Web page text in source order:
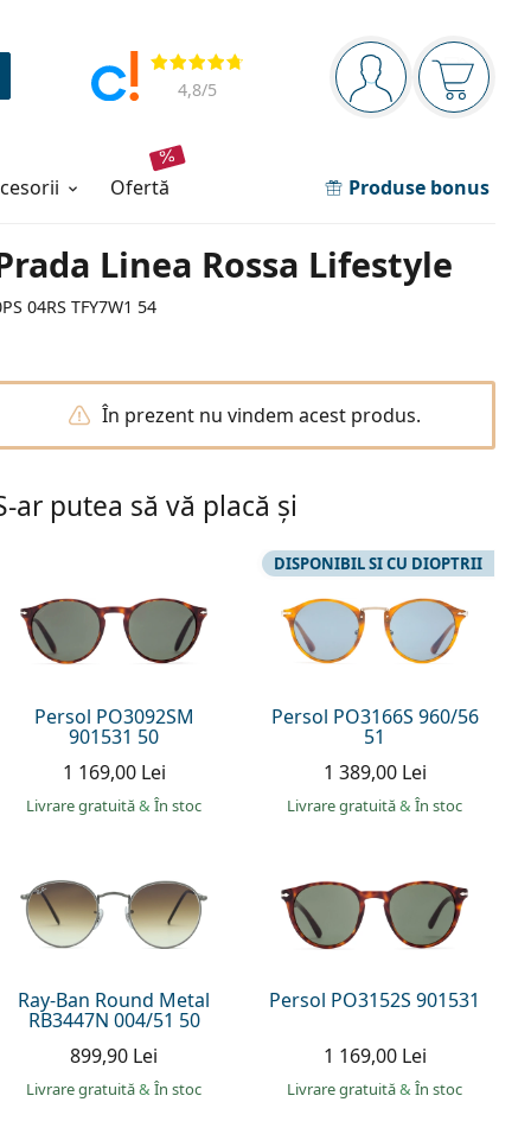
Panou de navigare
Sunteți logat
Coșul
Opinii
4,8/5
ofertă Produse bonus
Linea Rossa Lifestyle
04RS TFY7W1 54
În prezent nu vindem acest produs.
ar putea să vă placă și
Persol PO3092SM
901531 50
1 169,00 Lei
Livrare gratuită& În stoc
Persol PO3166S 960/56
51
DISPONIBIL SI CU DIOPTRII
1 389,00 Lei
Livrare gratuită& În stoc
Ray-Ban Round Metal
RB3447N 004/51 50
899,90 Lei
Livrare gratuită& În stoc
Persol PO3152S 901531
1 169,00 Lei
Livrare gratuită& În stoc